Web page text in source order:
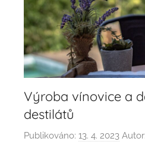
Výroba vínovice a
destilátů
Publikováno: 13. 4. 2023 Autor: